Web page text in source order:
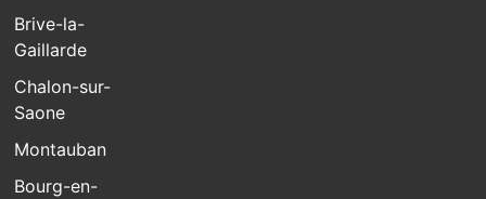
Brive-la-
Gaillarde
Chalon-sur-
Saone
Montauban
Bourg-en-